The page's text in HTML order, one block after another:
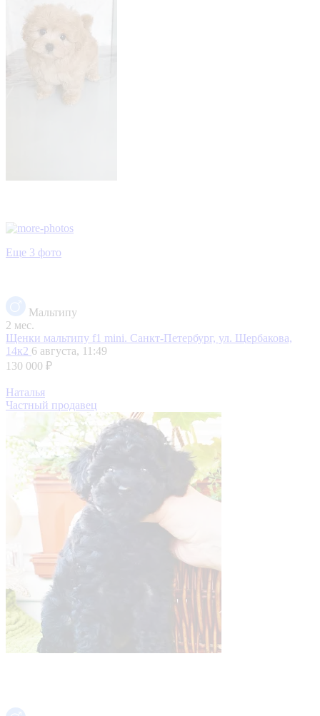
Еще 3 фото
Мальтипу
2 мес.
Щенки мальтипу f1 mini. Санкт-Петербург, ул. Щербакова,
14к2 6 августа, 11:49
130 000 ₽
Наталья
Частный продавец